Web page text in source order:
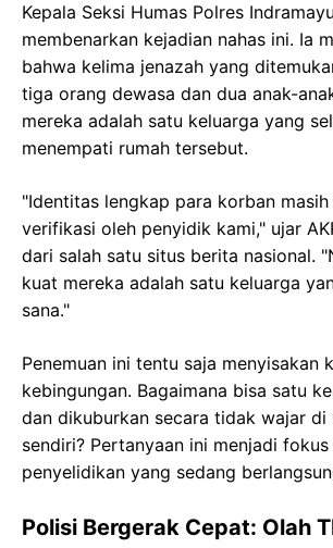
Kepala Seksi Humas Polres
membenarkan kejadian nahas ini. Ia
bahwa kelima jenazah yang
tiga orang dewasa dan dua anak-
mereka adalah satu keluarga yang
menempati rumah tersebut.
"Identitas lengkap para korban
verifikasi oleh penyidik kami," ujar
dari salah satu situs berita nasional.
kuat mereka adalah satu keluarga
sana."
Penemuan ini tentu saja menyisakan
kebingungan. Bagaimana bisa satu
dan dikuburkan secara tidak wajar di
sendiri? Pertanyaan ini menjadi fokus
penyelidikan yang sedang
Polisi Bergerak Cepat: Olah